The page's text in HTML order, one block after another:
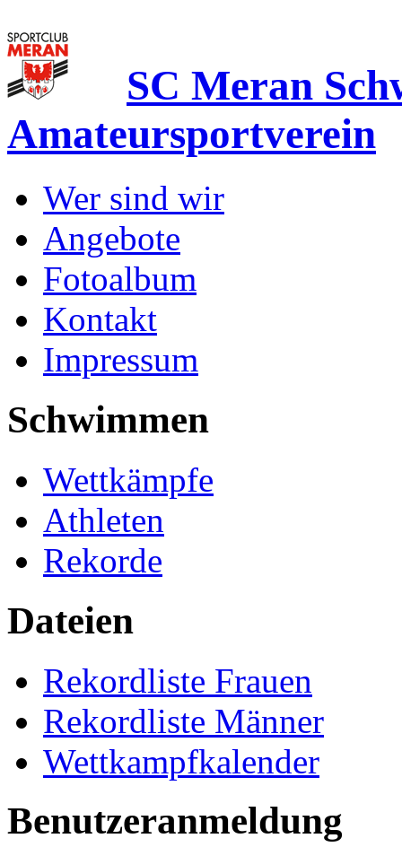
SC Meran
Amateursportverein
Wer sind wir
Angebote
Fotoalbum
Kontakt
Impressum
Schwimmen
Wettkämpfe
Athleten
Rekorde
Dateien
Rekordliste Frauen
Rekordliste Männer
Wettkampfkalender
Benutzeranmeldung